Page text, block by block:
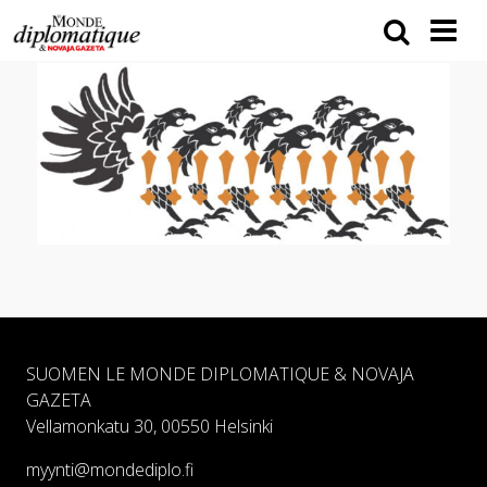
SUOMEN LE MONDE DIPLOMATIQUE & NOVAJA
GAZETA
Vellamonkatu 30, 00550 Helsinki
myynti@mondediplo.fi